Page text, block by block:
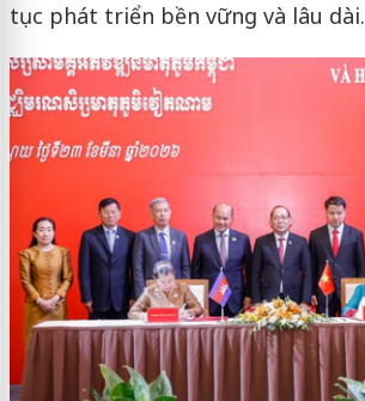
tục phát triển bền vững và lâu dài.